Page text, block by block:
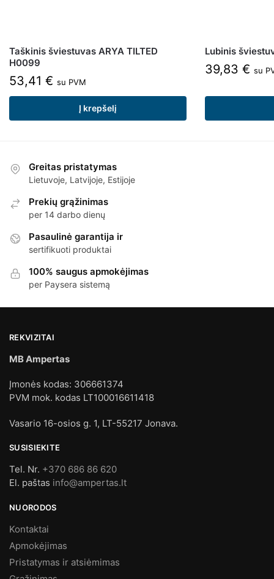
Taškinis šviestuvas ARYA TILTED
H0099
53,41 € su PVM
Į krepšelį
Lubinis
39,83 € su
Greitas pristatymas
Lietuvoje, Latvijoje, Estijoje
Prekių grąžinimas
per 14 darbo dienų
Pasaulinė garantija ir
sertifikuoti produktai
100% saugus apmokėjimas
per Paysera sistemą
REKVIZITAI
MB Ampertas
Įmonės kodas: 306661374
PVM mok. kodas LT100016611418
Vasario 16-osios g. 1, LT-55217 Jonava.
SUSISIEKITE
Tel. Nr. +370 686 86 620
El. paštas info@ampertas.lt
NUORODOS
Kontaktai
Apmokėjimas
Pristatymas ir atsiėmimas